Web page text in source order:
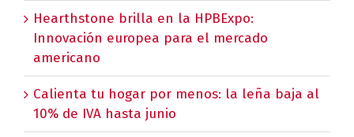
Hearthstone brilla en la HPBExpo:
Innovación europea para el mercado
americano
Calienta tu hogar por menos: la leña baja al
10% de IVA hasta junio